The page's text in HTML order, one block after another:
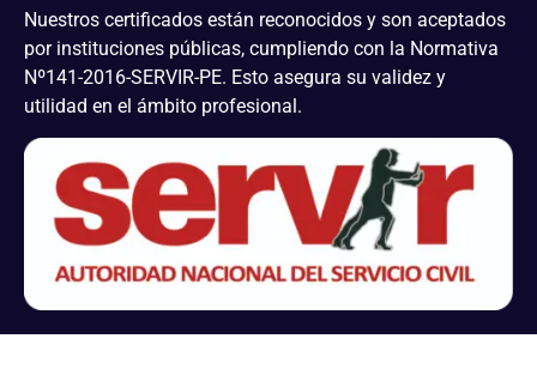
Nuestros certificados están reconocidos y son aceptados
por instituciones públicas, cumpliendo con la Normativa
Nº141-2016-SERVIR-PE. Esto asegura su validez y
utilidad en el ámbito profesional.